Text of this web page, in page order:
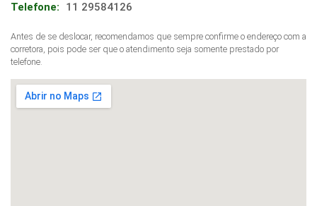
Telefone:
11 29584126
Antes de se deslocar, recomendamos que sempre confirme o endereço com a
corretora, pois pode ser que o atendimento seja somente prestado por
telefone.